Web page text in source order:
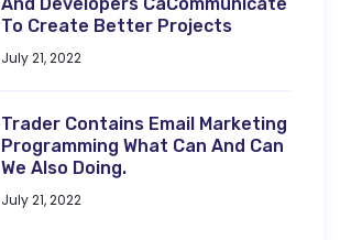
To Create Better Projects
July 21, 2022
Trader Contains Email Marketing
Programming What Can And Can
We Also Doing.
July 21, 2022